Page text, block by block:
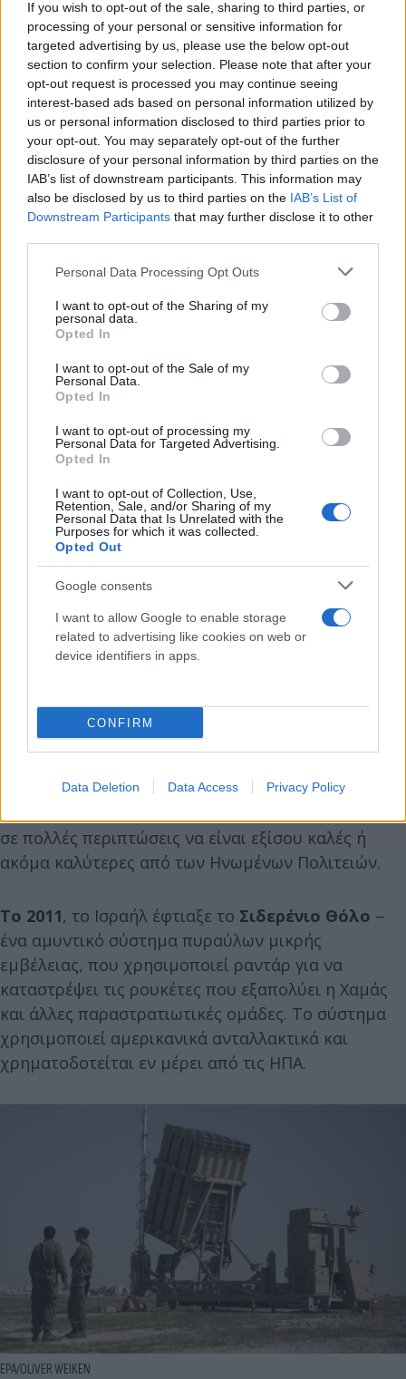
If you wish to opt-out of the sale, sharing to third parties, or
processing of your personal or sensitive information for
targeted advertising by us, please use the below opt-out
section to confirm your selection. Please note that after your
opt-out request is processed you may continue seeing
interest-based ads based on personal information utilized by
us or personal information disclosed to third parties prior to
your opt-out. You may separately opt-out of the further
disclosure of your personal information by third parties on the
IAB’s list of downstream participants. This information may
also be disclosed by us to third parties on the IAB’s List of
Downstream Participants that may further disclose it to other
Please note that this website/app uses one or more Google
not limited to your visit or usage behaviour. You may click to
grant or deny consent to Google and its third-party tags to
use your data for below specified purposes in below Google
consent section.
Personal Data Processing Opt Outs
I want to opt-out of the Sharing of my
personal data.
Opted In
I want to opt-out of the Sale of my
Personal Data.
Opted In
I want to opt-out of processing my
Personal Data for Targeted Advertising.
Opted In
I want to opt-out of Collection, Use,
Retention, Sale, and/or Sharing of my
Personal Data that Is Unrelated with the
Purposes for which it was collected.
Opted Out
Google consents
I want to allow Google to enable storage
related to advertising like cookies on web or
device identifiers in apps.
CONFIRM
Data Deletion Data Access Privacy Policy
Μετά τις επιθέσεις της 11ης Σεπτεμβρίου
χρήματα αυτά χρησιμοποιήθηκαν για
δυνατότητες παρακολούθησης των Ισραηλινών και
της βελτίωσης των πληροφοριών, με αποτέλεσμα
σε πολλές περιπτώσεις να είναι εξίσου καλές ή
ακόμα καλύτερες από των Ηνωμένων Πολιτειών.
Το 2011, το Ισραήλ έφτιαξε το Σιδερένιο Θόλο –
ένα αμυντικό σύστημα πυραύλων μικρής
εμβέλειας, που χρησιμοποιεί ραντάρ για να
καταστρέψει τις ρουκέτες που εξαπολύει η Χαμάς
και άλλες παραστρατιωτικές ομάδες. Το σύστημα
χρησιμοποιεί αμερικανικά ανταλλακτικά και
χρηματοδοτείται εν μέρει από τις ΗΠΑ.
EPA/OLIVER WEIKEN